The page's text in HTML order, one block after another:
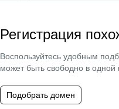
Регистрация
Воспользуйтесь удобным
может быть свободно в одной
Подобрать домен